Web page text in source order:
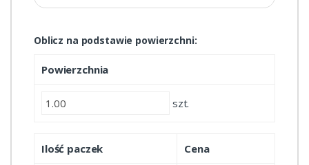
Oblicz na podstawie powierzchni:
Powierzchnia
szt.
Ilość paczek Cena